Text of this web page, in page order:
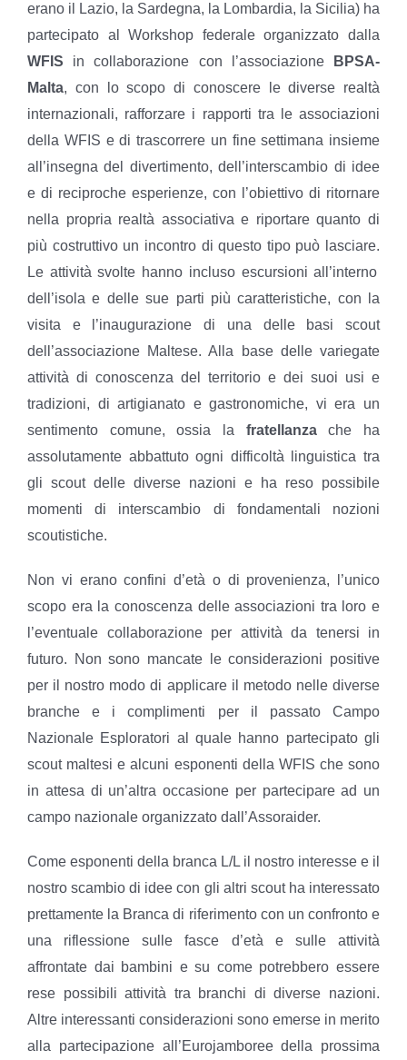
erano il Lazio, la Sardegna, la Lombardia, la Sicilia) ha
partecipato al Workshop federale organizzato dalla
WFIS in collaborazione con l’associazione
BPSA-
Malta, con lo scopo di conoscere le diverse realtà
internazionali, rafforzare i rapporti tra le associazioni
della WFIS e di trascorrere un fine settimana insieme
all’insegna del divertimento, dell’interscambio di idee
e di reciproche esperienze, con l’obiettivo di ritornare
nella propria realtà associativa e riportare quanto di
più costruttivo un incontro di questo tipo può lasciare.
Le attività svolte hanno incluso escursioni all’interno
dell’isola e delle sue parti più caratteristiche, con la
visita e l’inaugurazione di una delle basi scout
dell’associazione Maltese. Alla base delle variegate
attività di conoscenza del territorio e dei suoi usi e
tradizioni, di artigianato e gastronomiche, vi era un
sentimento comune, ossia la fratellanzache ha
assolutamente abbattuto ogni difficoltà linguistica tra
gli scout delle diverse nazioni e ha reso possibile
momenti di interscambio di fondamentali nozioni
scoutistiche.
Non vi erano confini d’età o di provenienza, l’unico
scopo era la conoscenza delle associazioni tra loro e
l’eventuale collaborazione per attività da tenersi in
futuro. Non sono mancate le considerazioni positive
per il nostro modo di applicare il metodo nelle diverse
branche e i complimenti per il passato Campo
Nazionale Esploratori al quale hanno partecipato gli
scout maltesi e alcuni esponenti della WFIS che sono
in attesa di un’altra occasione per partecipare ad un
campo nazionale organizzato dall’Assoraider.
Come esponenti della branca L/L il nostro interesse e il
nostro scambio di idee con gli altri scout ha interessato
prettamente la Branca di riferimento con un confronto e
una riflessione sulle fasce d’età e sulle attività
affrontate dai bambini e su come potrebbero essere
rese possibili attività tra branchi di diverse nazioni.
Altre interessanti considerazioni sono emerse in merito
alla partecipazione all’Eurojamboree della prossima